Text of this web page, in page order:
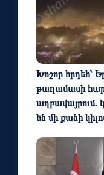
Խոշոր հրդեհ՝
թաղամասի
աղբավայրում.
են մի քանի